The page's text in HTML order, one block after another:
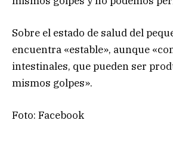
Sobre el estado de salud del
encuentra «estable», aunque
intestinales, que pueden ser
mismos golpes».
Foto: Facebook